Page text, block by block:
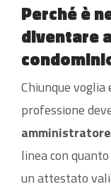
Perché è
diventare
Chiunque
professione
linea con
un attestato